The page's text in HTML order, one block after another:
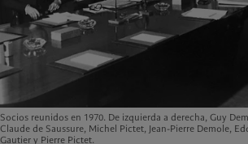
Socios reunidos en 1970. De izquierda a derecha, Guy
Claude de Saussure, Michel Pictet, Jean-Pierre Demole,
Gautier y Pierre Pictet.